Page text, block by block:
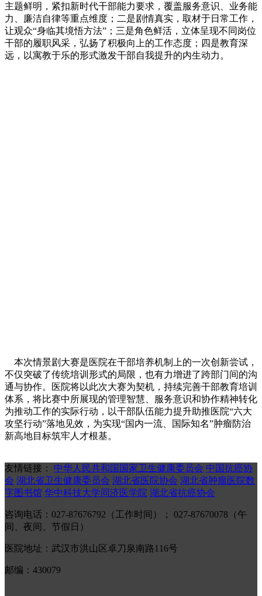
主题鲜明，紧扣新时代干部能力要求，覆盖服务意识、业务能
力、廉洁自律等重点维度；二是剧情真实，取材于日常工作，
让观众“身临其境悟方法”；三是角色鲜活，立体呈现不同岗位
干部的履职风采，弘扬了积极向上的工作态度；四是教育深
远，以寓教于乐的形式激发干部自我提升的内生动力。
本次情景剧大赛是医院在干部培养机制上的一次创新尝试，
不仅突破了传统培训形式的局限，也有力增进了跨部门间的沟
通与协作。医院将以此次大赛为契机，持续完善干部教育培训
体系，将比赛中所展现的管理智慧、服务意识和协作精神转化
为推动工作的实际行动，以干部队伍能力提升助推医院“六大
攻坚行动”落地见效，为实现“国内一流、国际知名”肿瘤防治
新高地目标筑牢人才根基。
友情链接： 中华人民共和国国家卫生健康委员会 中国抗癌协
会 湖北省卫生健康委员会 湖北省医院协会 湖北省肿瘤医院数
字图书馆 华中科技大学同济医学院 湖北省抗癌协会
咨询电话：027-87676792（工作时间）； 027-87670078（午
间、夜间、节假日）
医院地址：武汉市洪山区卓刀泉南路116号
邮编：430079